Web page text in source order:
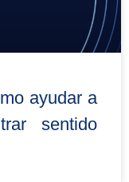
ayudar a
sentido